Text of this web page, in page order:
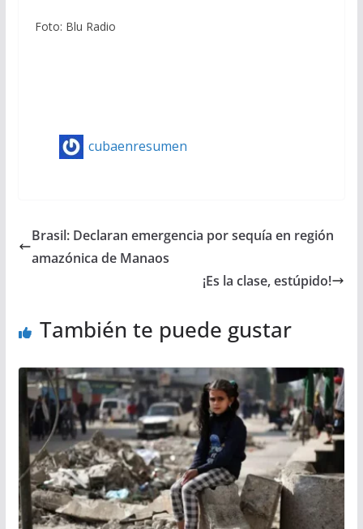
Foto: Blu Radio
cubaenresumen
Brasil: Declaran emergencia por sequía en región
amazónica de Manaos
¡Es la clase, estúpido!
También te puede gustar